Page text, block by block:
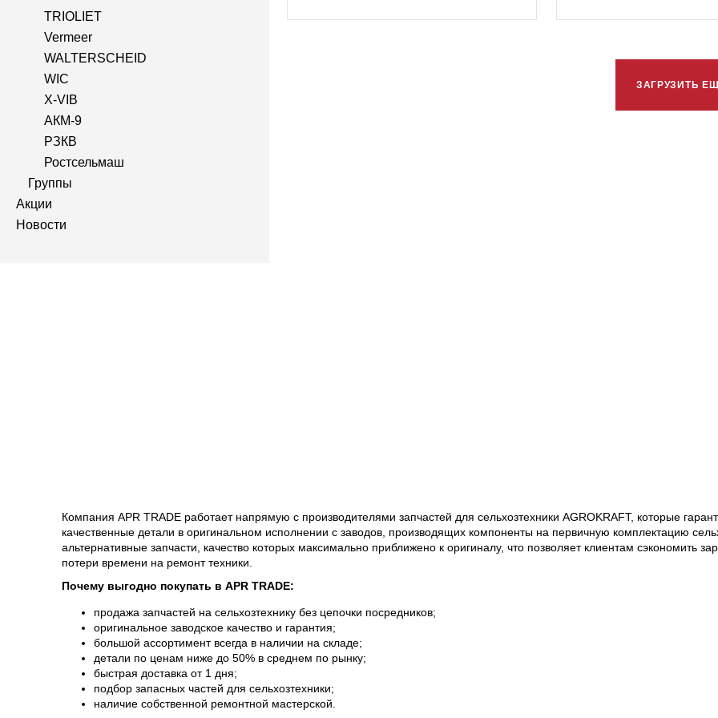
TRIOLIET
Vermeer
WALTERSCHEID
WIC
X-VIB
АКМ-9
РЗКВ
Ростсельмаш
Группы
Акции
Новости
ЗАГРУЗИТЬ
Компания APR TRADE работает напрямую с производителями запчастей для сельхозтехники AGROKRAFT, которые
качественные детали в оригинальном исполнении с заводов, производящих компоненты на первичную комплектацию
альтернативные запчасти, качество которых максимально приближено к оригиналу, что позволяет клиентам сэкономить
потери времени на ремонт техники.
Почему выгодно покупать в APR TRADE:
продажа запчастей на сельхозтехнику без цепочки посредников;
оригинальное заводское качество и гарантия;
большой ассортимент всегда в наличии на складе;
детали по ценам ниже до 50% в среднем по рынку;
быстрая доставка от 1 дня;
подбор запасных частей для сельхозтехники;
наличие собственной ремонтной мастерской.